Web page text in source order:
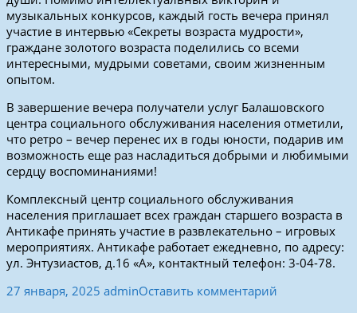
музыкальных конкурсов, каждый гость вечера принял
участие в интервью «Секреты возраста мудрости»,
граждане золотого возраста поделились со всеми
интересными, мудрыми советами, своим жизненным
опытом.
В завершение вечера получатели услуг Балашовского
центра социального обслуживания населения отметили,
что ретро – вечер перенес их в годы юности, подарив им
возможность еще раз насладиться добрыми и любимыми
сердцу воспоминаниями!
Комплексный центр социального обслуживания
населения приглашает всех граждан старшего возраста в
Антикафе принять участие в развлекательно – игровых
мероприятиях. Антикафе работает ежедневно, по адресу:
ул. Энтузиастов, д.16 «А», контактный телефон: 3-04-78.
27 января, 2025 adminОставить комментарий